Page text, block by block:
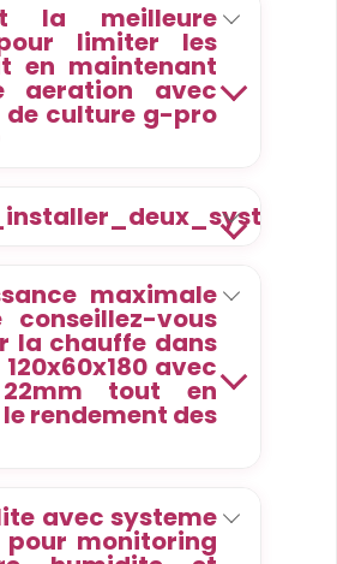
la meilleure
limiter les
en maintenant
aeration avec
culture g-pro
maximale
conseillez-vous
la chauffe dans
avec
tout en
rendement des
avec systeme
monitoring